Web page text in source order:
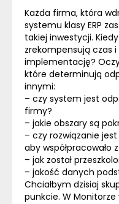
Każda firma, która
systemu klasy ERP
takiej inwestycji.
zrekompensują czas
implementację?
które determinują
innymi:
– czy system jest
firmy?
– jakie obszary są
– czy rozwiązanie
aby współpracowało
– jak został
– jakość danych
Chciałbym dzisiaj
punkcie. W